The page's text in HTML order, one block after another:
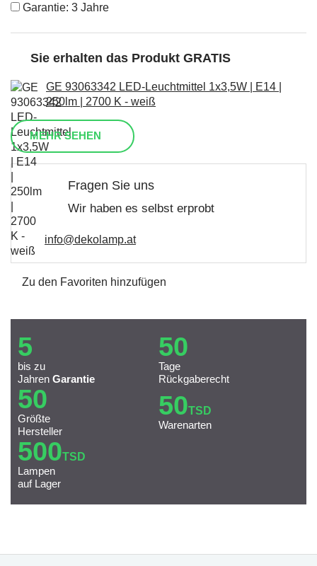
Garantie: 3 Jahre
Sie erhalten das Produkt GRATIS
GE 93063342 LED-Leuchtmittel 1x3,5W | E14 |
250lm | 2700 K - weiß
MEHR SEHEN
Fragen Sie uns
Wir haben es selbst erprobt
info@dekolamp.at
Zu den Favoriten hinzufügen
5
bis zu
Jahren Garantie
50
Tage
Rückgaberecht
50
Größte
Hersteller
50TSD
Warenarten
500TSD
Lampen
auf Lager